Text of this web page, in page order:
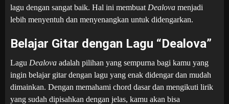
lagu dengan sangat baik. Hal ini membuat Dealova menjadi
lebih menyentuh dan menyenangkan untuk didengarkan.
Belajar Gitar dengan Lagu “Dealova”
Lagu Dealova adalah pilihan yang sempurna bagi kamu yang
ingin belajar gitar dengan lagu yang enak didengar dan mudah
dimainkan. Dengan memahami chord dasar dan mengikuti lirik
yang sudah dipisahkan dengan jelas, kamu akan bisa